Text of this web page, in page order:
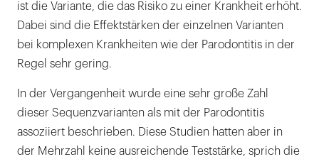
ist die Variante, die das Risiko zu einer Krankheit erhöht.
Dabei sind die Effektstärken der einzelnen Varianten
bei komplexen Krankheiten wie der Parodontitis in der
Regel sehr gering.
In der Vergangenheit wurde eine sehr große Zahl
dieser Sequenzvarianten als mit der Parodontitis
assoziiert beschrieben. Diese Studien hatten aber in
der Mehrzahl keine ausreichende Teststärke, sprich die